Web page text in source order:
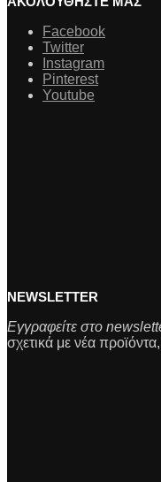
Facebook
Twitter
Instagram
Pinterest
Youtube
NEWSLETTER
Εγγραφείτε στο
σχετικά με νέα